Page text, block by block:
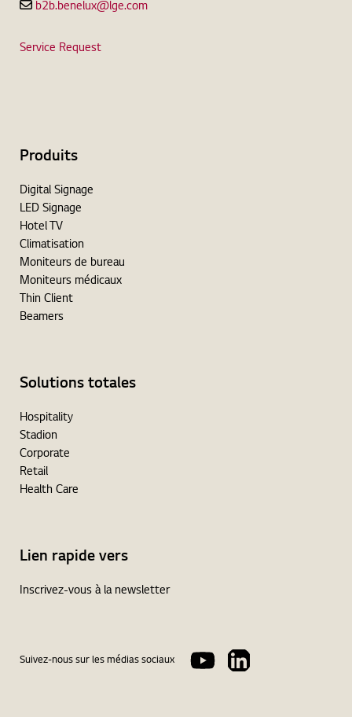
b2b.benelux@lge.com
Service Request
Produits
Digital Signage
LED Signage
Hotel TV
Climatisation
Moniteurs de bureau
Moniteurs médicaux
Thin Client
Beamers
Solutions totales
Hospitality
Stadion
Corporate
Retail
Health Care
Lien rapide vers
Inscrivez-vous à la newsletter
Suivez-nous sur les médias sociaux